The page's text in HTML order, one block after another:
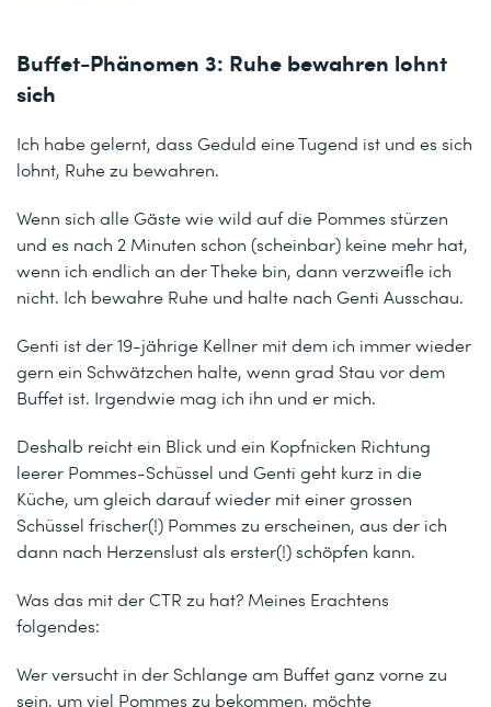
Buffet-Phänomen 3: Ruhe bewahren lohnt
sich
Ich habe gelernt, dass Geduld eine Tugend ist und es sich
lohnt, Ruhe zu bewahren.
Wenn sich alle Gäste wie wild auf die Pommes stürzen
und es nach 2 Minuten schon (scheinbar) keine mehr hat,
wenn ich endlich an der Theke bin, dann verzweifle ich
nicht. Ich bewahre Ruhe und halte nach Genti Ausschau.
Genti ist der 19-jährige Kellner mit dem ich immer wieder
gern ein Schwätzchen halte, wenn grad Stau vor dem
Buffet ist. Irgendwie mag ich ihn und er mich.
Deshalb reicht ein Blick und ein Kopfnicken Richtung
leerer Pommes-Schüssel und Genti geht kurz in die
Küche, um gleich darauf wieder mit einer grossen
Schüssel frischer(!) Pommes zu erscheinen, aus der ich
dann nach Herzenslust als erster(!) schöpfen kann.
Was das mit der CTR zu hat? Meines Erachtens
folgendes:
Wer versucht in der Schlange am Buffet ganz vorne zu
sein, um viel Pommes zu bekommen, möchte